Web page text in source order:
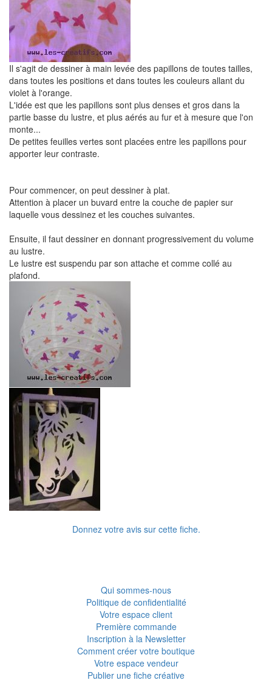
Il s'agit de dessiner à main levée des papillons de toutes tailles,
dans toutes les positions et dans toutes les couleurs allant du
violet à l'orange.
L'idée est que les papillons sont plus denses et gros dans la
partie basse du lustre, et plus aérés au fur et à mesure que l'on
monte...
De petites feuilles vertes sont placées entre les papillons pour
apporter leur contraste.
Pour commencer, on peut dessiner à plat.
Attention à placer un buvard entre la couche de papier sur
laquelle vous dessinez et les couches suivantes.
Ensuite, il faut dessiner en donnant progressivement du volume
au lustre.
Le lustre est suspendu par son attache et comme collé au
plafond.
Donnez votre avis sur cette fiche.
Qui sommes-nous
Politique de confidentialité
Votre espace client
Première commande
Inscription à la Newsletter
Comment créer votre boutique
Votre espace vendeur
Publier une fiche créative